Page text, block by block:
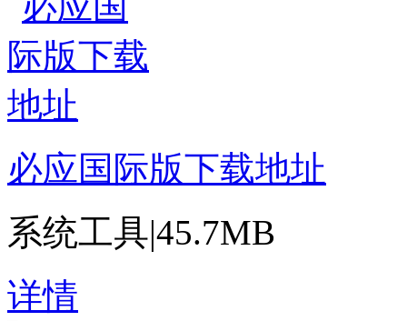
必应国际版下载地址
系统工具|45.7MB
详情